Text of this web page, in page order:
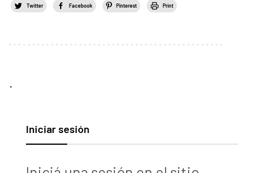
Twitter Facebook Pinterest Print
.
Iniciar sesión